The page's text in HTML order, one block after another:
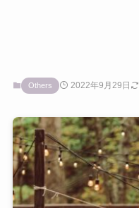
Others 2022年9月29日